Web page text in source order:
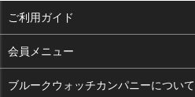
ご利用ガイド
よくある質問
支払い・送料
会員メニュー
ログイン
ブルークウォッチカンパニーについて